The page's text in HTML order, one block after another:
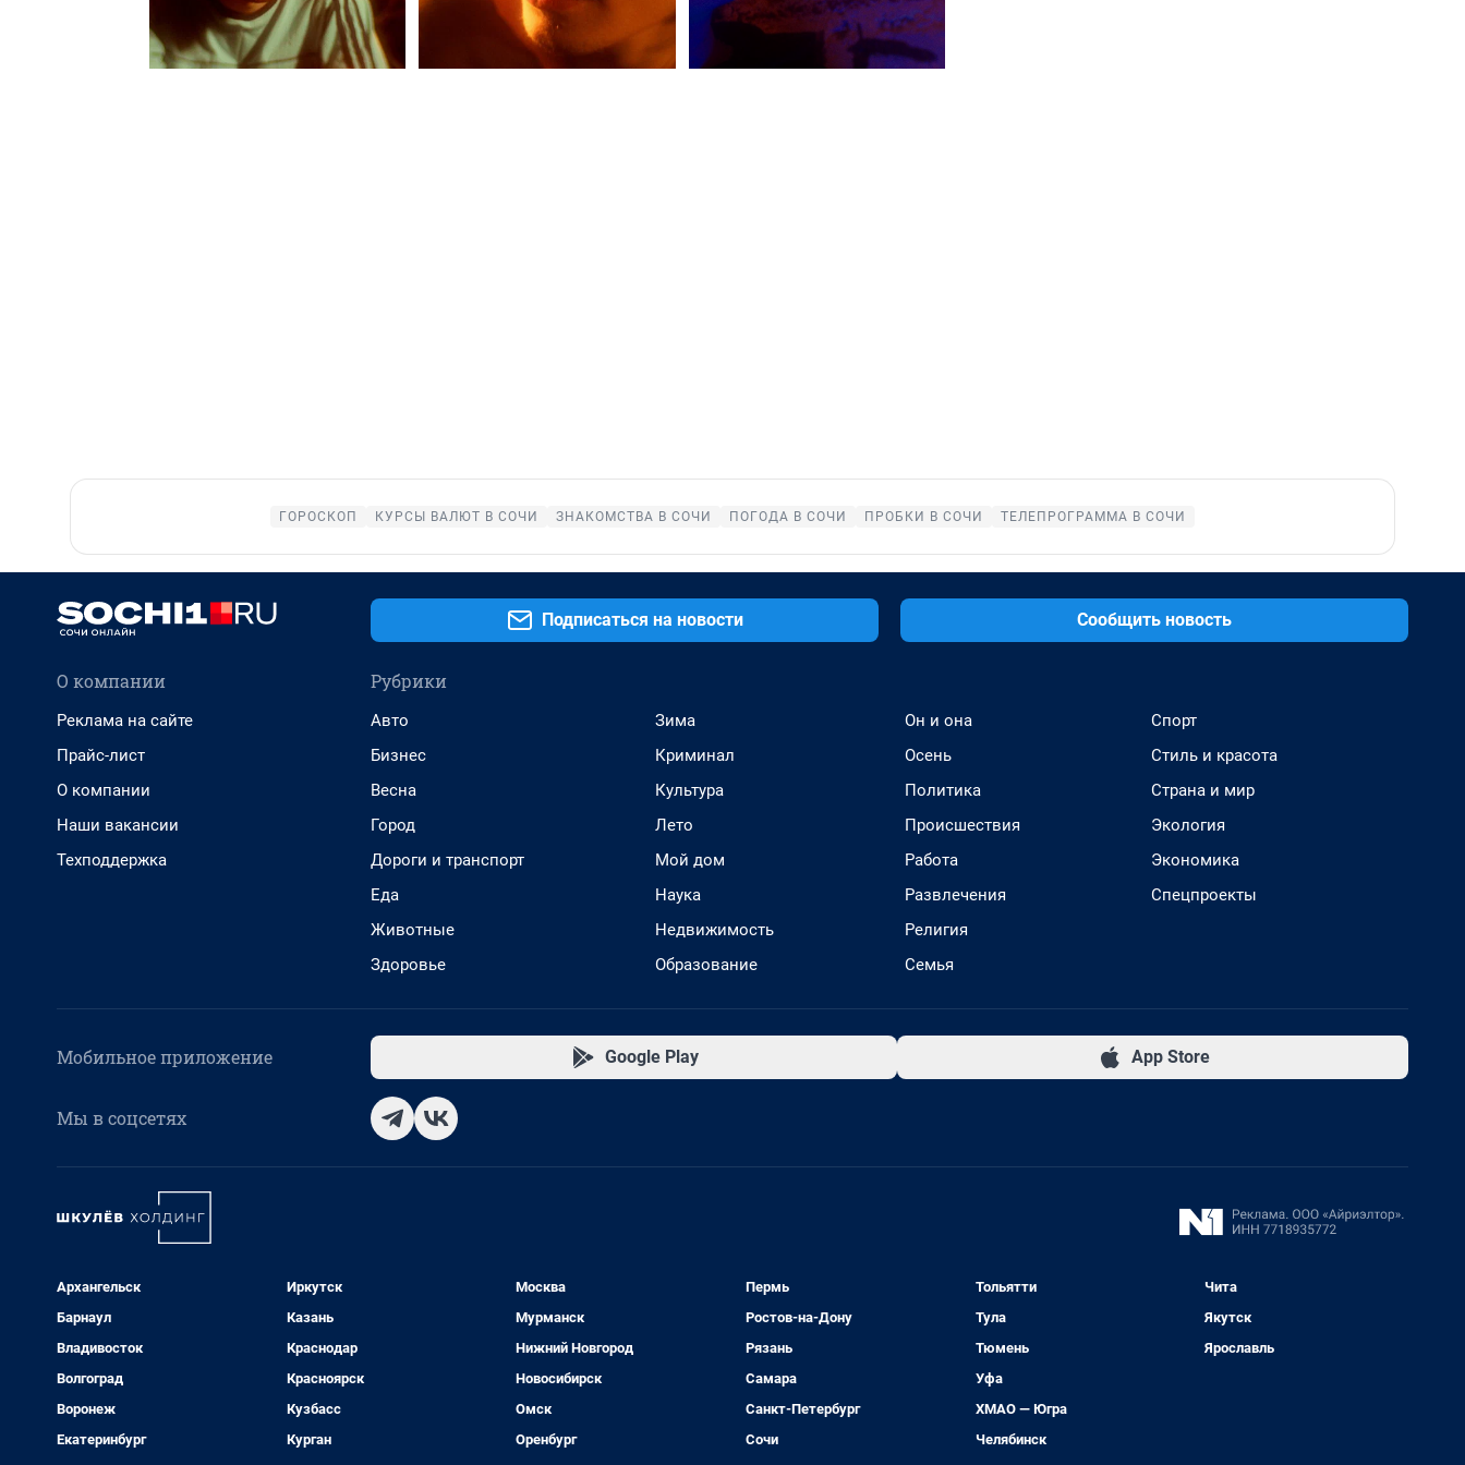
ГОРОСКОП КУРСЫ ВАЛЮТ В СОЧИ ЗНАКОМСТВА В СОЧИ ПОГОДА В СОЧИ ПРОБКИ В СОЧИ ТЕЛЕПРОГРАММА В СОЧИ
Подписаться на новости Сообщить новость
О компании
Реклама на сайте
Прайс-лист
О компании
Наши вакансии
Техподдержка
Рубрики
Авто
Бизнес
Весна
Город
Дороги и транспорт
Еда
Животные
Здоровье
Зима
Криминал
Культура
Лето
Мой дом
Наука
Недвижимость
Образование
Он и она
Осень
Политика
Происшествия
Работа
Развлечения
Религия
Семья
Спорт
Стиль и красота
Страна и мир
Экология
Экономика
Спецпроекты
Мобильное приложение Google Play App Store
Мы в соцсетях
Архангельск
Барнаул
Владивосток
Волгоград
Воронеж
Екатеринбург
Иркутск
Казань
Краснодар
Красноярск
Кузбасс
Курган
Москва
Мурманск
Нижний Новгород
Новосибирск
Омск
Оренбург
Пермь
Ростов-на-Дону
Рязань
Самара
Санкт-Петербург
Сочи
Тольятти
Тула
Тюмень
Уфа
ХМАО — Югра
Челябинск
Чита
Якутск
Ярославль